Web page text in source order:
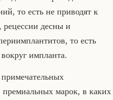
то есть не приводят к
рецессии десны и
то есть
импланта.
примечательных
премиальных марок, в каких